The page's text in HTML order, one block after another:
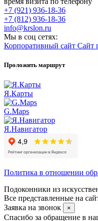
+7 (921) 936-18-36
+7 (812) 936-18-36
info@krslon.ru
Мы в соц сетях:
Корпоративный сайт Сайт
Проложить маршрут
Я.Карты
G.Maps
Я.Навигатор
Политика в отношении
Подоконники из
Все представленные на
Заявка на звонок
×
Спасибо за обращение в